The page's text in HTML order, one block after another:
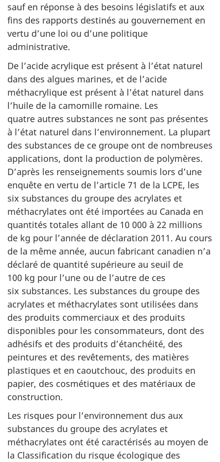
sauf en réponse à des besoins législatifs et aux
fins des rapports destinés au gouvernement en
vertu d’une loi ou d’une politique
administrative.
De l’acide acrylique est présent à l’état naturel
dans des algues marines, et de l’acide
méthacrylique est présent à l’état naturel dans
l’huile de la camomille romaine. Les
quatre autres substances ne sont pas présentes
à l’état naturel dans l’environnement. La plupart
des substances de ce groupe ont de nombreuses
applications, dont la production de polymères.
D’après les renseignements soumis lors d’une
enquête en vertu de l’article 71 de la LCPE, les
six substances du groupe des acrylates et
méthacrylates ont été importées au Canada en
quantités totales allant de 10 000 à 22 millions
de kg pour l’année de déclaration 2011. Au cours
de la même année, aucun fabricant canadien n’a
déclaré de quantité supérieure au seuil de
100 kg pour l’une ou de l’autre de ces
six substances. Les substances du groupe des
acrylates et méthacrylates sont utilisées dans
des produits commerciaux et des produits
disponibles pour les consommateurs, dont des
adhésifs et des produits d’étanchéité, des
peintures et des revêtements, des matières
plastiques et en caoutchouc, des produits en
papier, des cosmétiques et des matériaux de
construction.
Les risques pour l’environnement dus aux
substances du groupe des acrylates et
méthacrylates ont été caractérisés au moyen de
la Classification du risque écologique des